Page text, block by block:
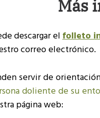
Más
descargar elfolleto
correo electrónico.
servir de
doliente de su
página web: